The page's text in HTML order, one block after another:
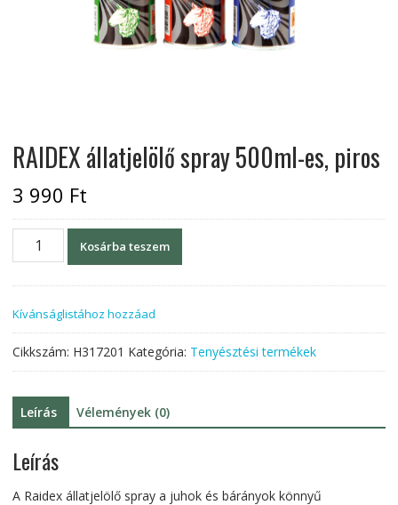
RAIDEX állatjelölő spray 500ml-es, piros
3 990 Ft
RAIDEX
állatjelölő
es,
piros
mennyiség
Kosárba teszem
Kívánságlistához hozzáad
Cikkszám: H317201 Kategória: Tenyésztési termékek
Leírás Vélemények (0)
Leírás
A Raidex állatjelölő spray a juhok és bárányok könnyű